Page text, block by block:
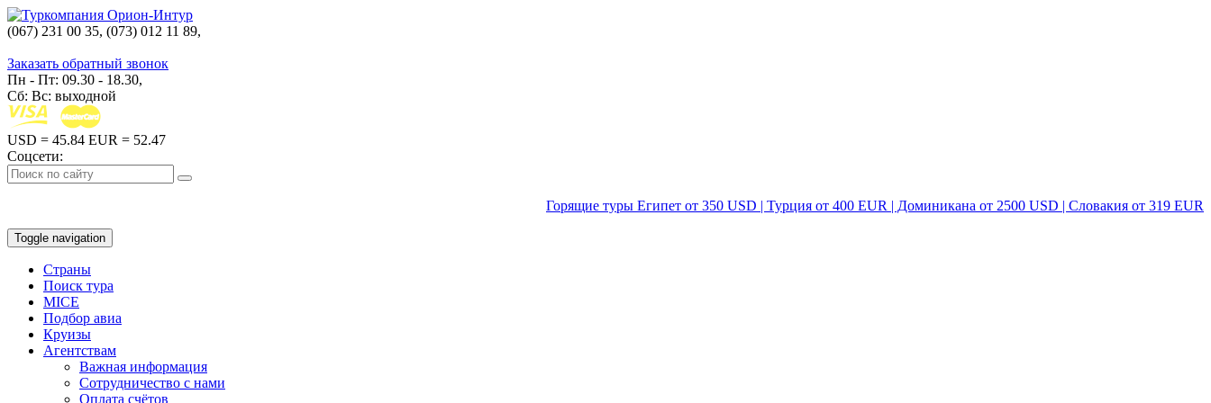
(067) 231 00 35, (073) 012 11 89,
Заказать обратный звонок
Пн - Пт: 09.30 - 18.30,
Сб: Вс: выходной
USD = 45.84 EUR = 52.47
Соцсети:
Горящие туры Египет от 350 USD | Турция от 400 EUR | Доминикана от 2500 USD | Словакия от 319 EUR
Toggle navigation
Страны
Поиск тура
MICE
Подбор авиа
Круизы
Агентствам
Важная информация
Сотрудничество с нами
Оплата счётов